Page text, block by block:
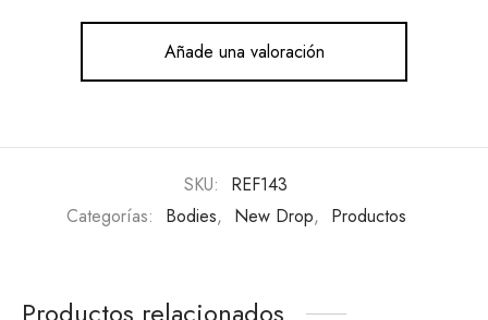
Añade una valoración
SKU:
REF143
Categorías:
Bodies, New Drop, Productos